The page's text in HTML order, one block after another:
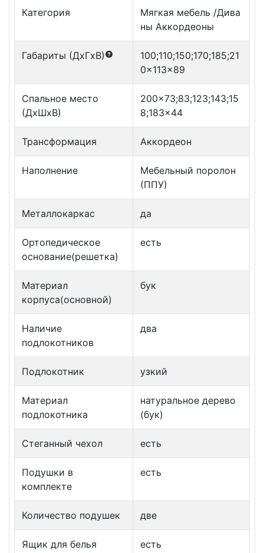
Категория
Мягкая мебель /Дива
ны Аккордеоны
Габариты (ДxГxВ)
100;110;150;170;185;21
0x113x89
Спальное место
(ДxШxВ)
200x73;83;123;143;15
8;183x44
Трансформация Аккордеон
Наполнение
Мебельный поролон
(ППУ)
Металлокаркас да
Ортопедическое
основание(решетка)
есть
Материал
корпуса(основной)
бук
Наличие
подлокотников
два
Подлокотник узкий
Материал
подлокотника
натуральное дерево
(бук)
Стеганный чехол есть
Подушки в
комплекте
есть
Количество подушек две
Ящик для белья есть